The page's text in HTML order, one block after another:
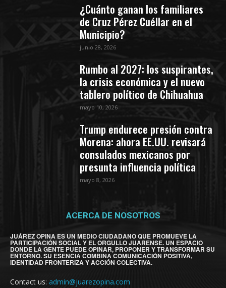
¿Cuánto ganan los familiares
de Cruz Pérez Cuéllar en el
Municipio?
junio 28, 2026
Rumbo al 2027: los suspirantes,
la crisis económica y el nuevo
tablero político de Chihuahua
mayo 10, 2026
Trump endurece presión contra
Morena: ahora EE.UU. revisará
consulados mexicanos por
presunta influencia política
mayo 8, 2026
ACERCA DE NOSOTROS
JUÁREZ OPINA ES UN MEDIO CIUDADANO QUE PROMUEVE LA
PARTICIPACIÓN SOCIAL Y EL ORGULLO JUARENSE. UN ESPACIO
DONDE LA GENTE PUEDE OPINAR, PROPONER Y TRANSFORMAR SU
ENTORNO. SU ESENCIA COMBINA COMUNICACIÓN POSITIVA,
IDENTIDAD FRONTERIZA Y ACCIÓN COLECTIVA.
Contact us: admin@juarezopina.com